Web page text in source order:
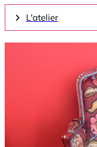
L'atelier